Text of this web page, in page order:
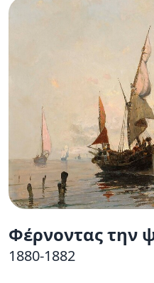
Φέρνοντας την
1880-1882